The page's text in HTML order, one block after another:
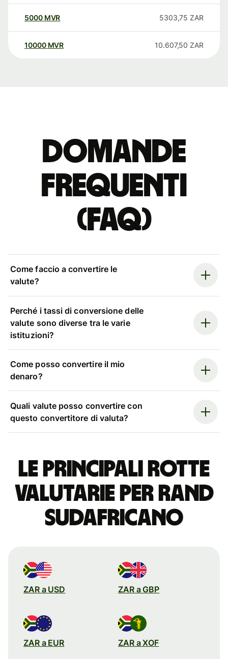
5000 MVR 5303,75 ZAR
10000 MVR 10.607,50 ZAR
Domande
Frequenti
(FAQ)
Come faccio a convertire le
valute?
Perché i tassi di conversione delle
valute sono diverse tra le varie
istituzioni?
Come posso convertire il mio
denaro?
Quali valute posso convertire con
questo convertitore di valuta?
Le principali rotte
valutarie per rand
sudafricano
ZAR a USD ZAR a GBP
ZAR a EUR ZAR a XOF